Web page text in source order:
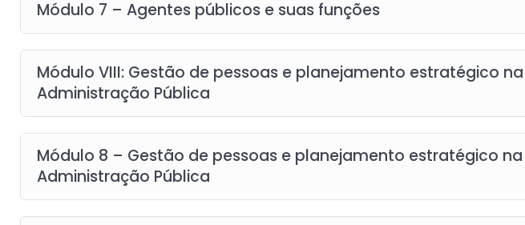
Módulo 7 – Agentes públicos e suas funções
Módulo VIII: Gestão de pessoas e planejamento estratégico na
Administração Pública
Módulo 8 – Gestão de pessoas e planejamento estratégico na
Administração Pública